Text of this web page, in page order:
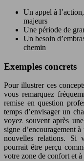
Un appel à
majeurs
Une période de
Un besoin
chemin
Exemples concrets
Pour illustrer ces
vous remarquez
remise en question
temps d’envisager un
voyez souvent après
signe d’encouragement
nouvelles relations. Si
pourrait être perçu
votre zone de confort et